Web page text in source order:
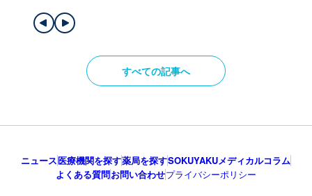
すべての記事へ
ニュース医療機関を探す薬局を探すSOKUYAKUメディカルコラム
よくある質問お問い合わせプライバシーポリシー